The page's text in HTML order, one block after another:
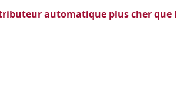
automatique plus cher que